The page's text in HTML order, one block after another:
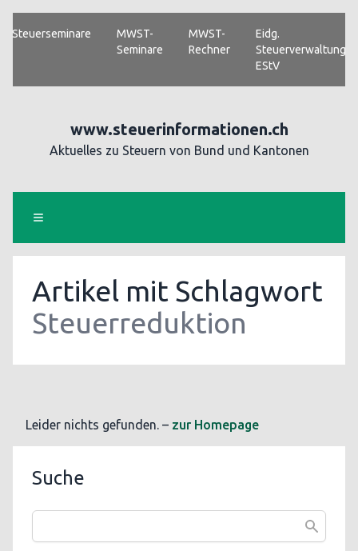
Steuerseminare
MWST-
Seminare
MWST-
Rechner
Eidg.
Steuerverwaltung
EStV
www.steuerinformationen.ch
Aktuelles zu Steuern von Bund und Kantonen
Artikel mit Schlagwort
Steuerreduktion
Leider nichts gefunden. – zur Homepage
Suche